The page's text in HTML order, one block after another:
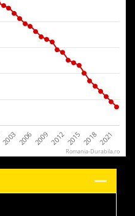
2003 2009 2015 2021
2006 2012 2018
Romania-Durabila.ro